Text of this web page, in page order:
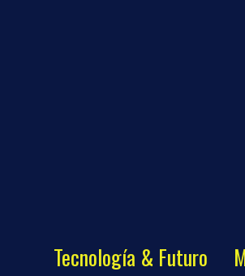
Tecnología & Futuro